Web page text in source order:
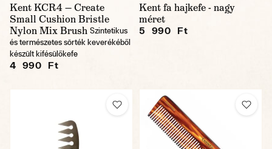
Kent KCR4 — Create
Small Cushion Bristle
Nylon Mix Brush Szintetikus
és természetes sörték keverékéből
készült kifésülőkefe
4 990 Ft
Kent fa hajkefe - nagy
méret
5 990 Ft